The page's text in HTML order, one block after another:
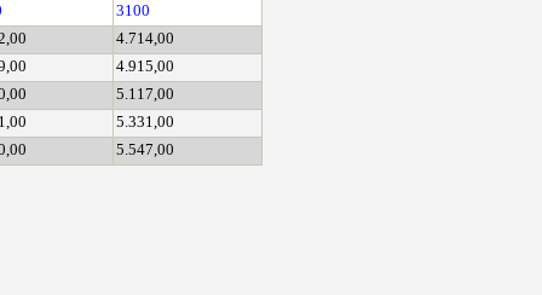
3100
4.714,00
4.915,00
5.117,00
5.331,00
5.547,00